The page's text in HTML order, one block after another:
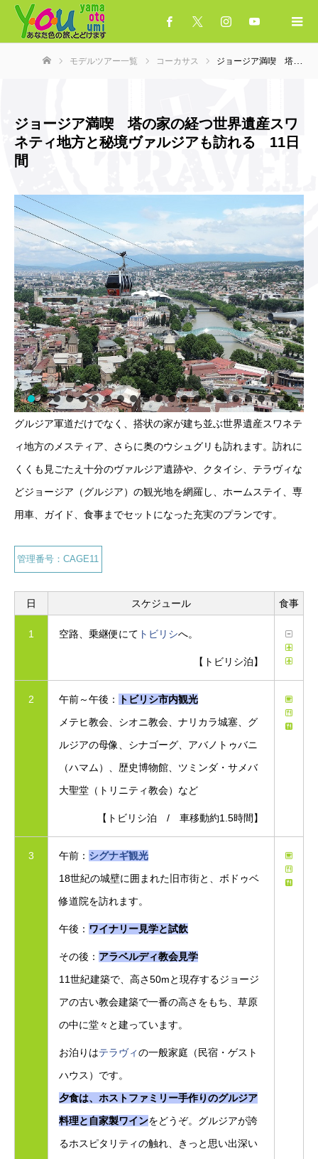
モデルツアー一覧 コーカサス ジョージア満喫 塔の家の経つ世界遺産スワネティ地方と秘境ヴァルジアも訪れる 11日間
ジョージア満喫 塔の家の経つ世界遺産スワ
ネティ地方と秘境ヴァルジアも訪れる 11日
間
グルジア軍道だけでなく、搭状の家が建ち並ぶ世界遺産スワネテ
ィ地方のメスティア、さらに奥のウシュグリも訪れます。訪れに
くくも見ごたえ十分のヴァルジア遺跡や、クタイシ、テラヴィな
どジョージア（グルジア）の観光地を網羅し、ホームステイ、専
用車、ガイド、食事までセットになった充実のプランです。
管理番号：CAGE11
日 スケジュール 食事
1 空路、乗継便にて トビリシへ。
【トビリシ泊】
2 午前～午後：
トビリシ市内観光
メテヒ教会、シオニ教会、ナリカラ城塞、グ
ルジアの母像、シナゴーグ、アバノトゥバニ
（ハマム）、歴史博物館、ツミンダ・サメバ
大聖堂（トリニティ教会）など
【トビリシ泊 / 車移動約1.5時間】
3 午前： シグナギ観光
18世紀の城壁に囲まれた旧市街と、ボドゥベ
修道院を訪れます。
午後： ワイナリー見学と試飲
その後： アラベルディ教会見学
11世紀建築で、高さ50mと現存するジョージ
アの古い教会建築で一番の高さをもち、草原
の中に堂々と建っています。
お泊りはテラヴィの一般家庭（民宿・ゲスト
ハウス）です。
夕食は、ホストファミリー手作りのグルジア
料理と自家製ワインをどうぞ。グルジアが誇
るホスピタリティの触れ、きっと思い出深い